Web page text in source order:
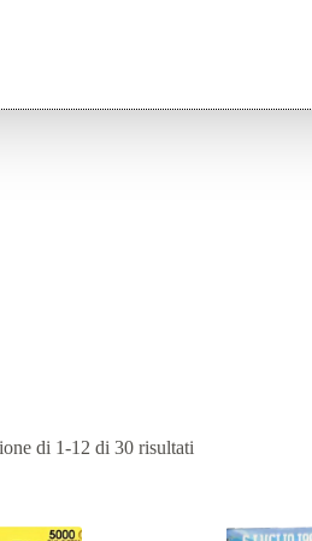
di 1-12 di 30 risultatiOrdina